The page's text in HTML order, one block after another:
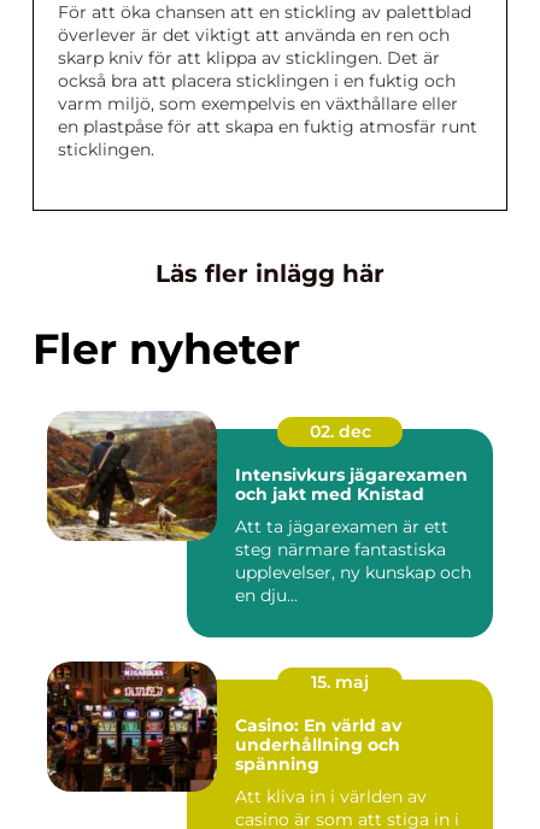
För att öka chansen att en stickling av palettblad
överlever är det viktigt att använda en ren och
skarp kniv för att klippa av sticklingen. Det är
också bra att placera sticklingen i en fuktig och
varm miljö, som exempelvis en växthållare eller
en plastpåse för att skapa en fuktig atmosfär runt
sticklingen.
Läs fler inlägg här
Fler nyheter
02. dec
Intensivkurs jägarexamen
och jakt med Knistad
Att ta jägarexamen är ett
steg närmare fantastiska
upplevelser, ny kunskap och
en dju...
15. maj
Casino: En värld av
underhållning och
spänning
Att kliva in i världen av
casino är som att stiga in i